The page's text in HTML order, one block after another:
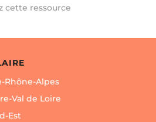
cette ressource
Rhône-Alpes
Val de Loire
Est